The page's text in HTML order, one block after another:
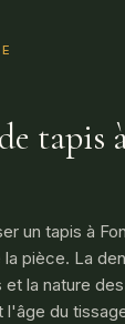
tapis
un tapis à
la pièce. La
la nature
du